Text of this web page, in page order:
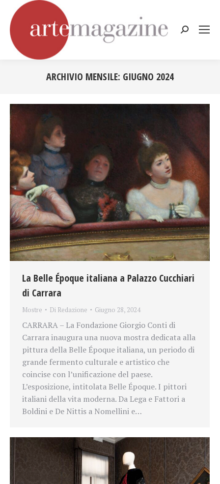
Cerca:
ARCHIVIO MENSILE: GIUGNO 2024
La Belle Époque italiana a Palazzo Cucchiari
di Carrara
Mostre Di Redazione Giugno 28, 2024
CARRARA – La Fondazione Giorgio Conti di
Carrara inaugura una nuova mostra dedicata alla
pittura della Belle Époque italiana, un periodo di
grande fermento culturale e artistico che
coincise con l’unificazione del paese.
L’esposizione, intitolata Belle Époque. I pittori
italiani della vita moderna. Da Lega e Fattori a
Boldini e De Nittis a Nomellini e…